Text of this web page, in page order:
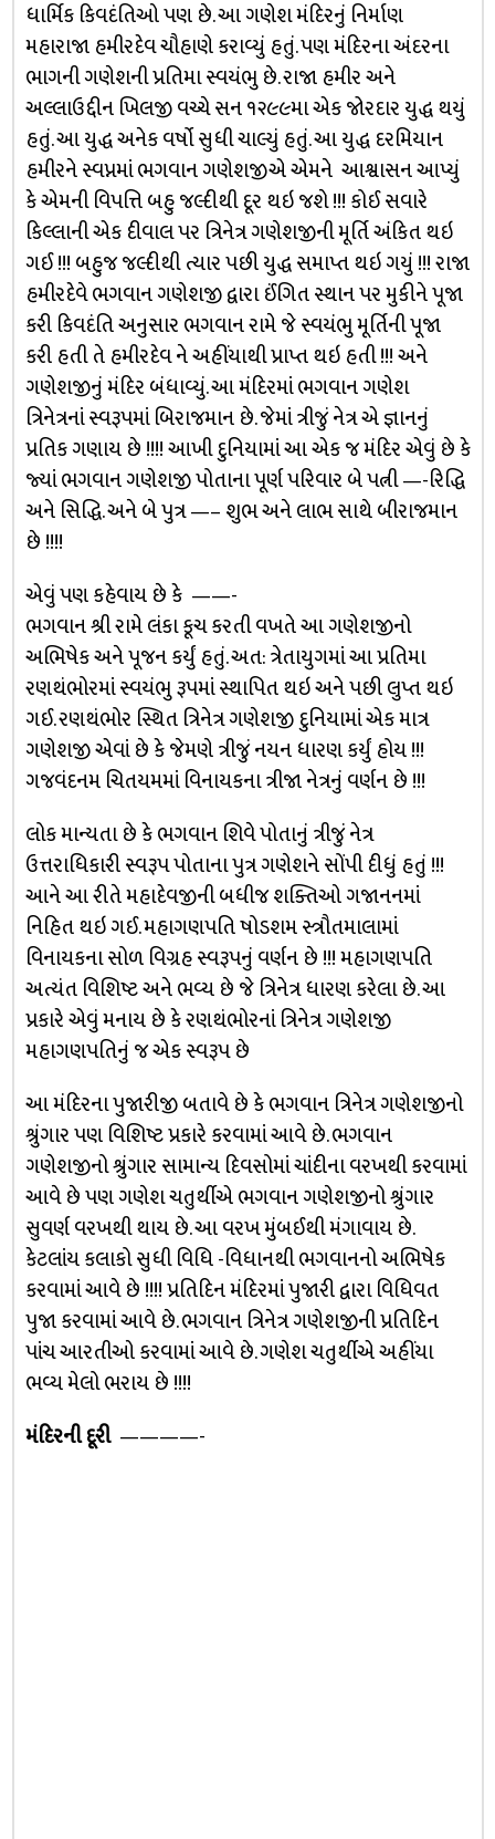
ધાર્મિક કિવદંતિઓ પણ છે. આ ગણેશ મંદિરનું નિર્માણ
મહારાજા હમીરદેવ ચૌહાણે કરાવ્યું હતું. પણ મંદિરના અંદરના
ભાગની ગણેશની પ્રતિમા સ્વયંભુ છે. રાજા હમીર અને
અલ્લાઉદ્દીન ખિલજી વચ્ચે સન ૧૨૯૯મા એક જોરદાર યુદ્ધ થયું
હતું. આ યુદ્ધ અનેક વર્ષો સુધી ચાલ્યું હતું. આ યુદ્ધ દરમિયાન
હમીરને સ્વપ્નમાં ભગવાન ગણેશજીએ એમને આશ્વાસન આપ્યું
કે એમની વિપત્તિ બહુ જલ્દીથી દૂર થઇ જશે !!! કોઈ સવારે
કિલ્લાની એક દીવાલ પર ત્રિનેત્ર ગણેશજીની મૂર્તિ અંકિત થઇ
ગઈ !!! બહુજ જલ્દીથી ત્યાર પછી યુદ્ધ સમાપ્ત થઇ ગયું !!! રાજા
હમીરદેવે ભગવાન ગણેશજી દ્વારા ઈંગિત સ્થાન પર મુકીને પૂજા
કરી કિવદંતિ અનુસાર ભગવાન રામે જે સ્વયંભુ મૂર્તિની પૂજા
કરી હતી તે હમીરદેવ ને અહીંયાથી પ્રાપ્ત થઇ હતી !!! અને
ગણેશજીનું મંદિર બંધાવ્યું. આ મંદિરમાં ભગવાન ગણેશ
ત્રિનેત્રનાં સ્વરૂપમાં બિરાજમાન છે. જેમાં ત્રીજું નેત્ર એ જ્ઞાનનું
પ્રતિક ગણાય છે !!!! આખી દુનિયામાં આ એક જ મંદિર એવું છે કે
જ્યાં ભગવાન ગણેશજી પોતાના પૂર્ણ પરિવાર બે પત્ની —-રિદ્ધિ
અને સિદ્ધિ. અને બે પુત્ર —– શુભ અને લાભ સાથે બીરાજમાન
છે !!!!
એવું પણ કહેવાય છે કે ——-
ભગવાન શ્રી રામે લંકા કૂચ કરતી વખતે આ ગણેશજીનો
અભિષેક અને પૂજન કર્યું હતું. અત: ત્રેતાયુગમાં આ પ્રતિમા
રણથંભોરમાં સ્વયંભુ રૂપમાં સ્થાપિત થઇ અને પછી લુપ્ત થઇ
ગઈ. રણથંભોર સ્થિત ત્રિનેત્ર ગણેશજી દુનિયામાં એક માત્ર
ગણેશજી એવાં છે કે જેમણે ત્રીજું નયન ધારણ કર્યું હોય !!!
ગજવંદનમ ચિતયમમાં વિનાયકના ત્રીજા નેત્રનું વર્ણન છે !!!
લોક માન્યતા છે કે ભગવાન શિવે પોતાનું ત્રીજું નેત્ર
ઉત્તરાધિકારી સ્વરૂપ પોતાના પુત્ર ગણેશને સોંપી દીધું હતું !!!
આને આ રીતે મહાદેવજીની બધીજ શક્તિઓ ગજાનનમાં
નિહિત થઇ ગઈ. મહાગણપતિ ષોડશમ સ્ત્રૌતમાલામાં
વિનાયકના સોળ વિગ્રહ સ્વરૂપનું વર્ણન છે !!! મહાગણપતિ
અત્યંત વિશિષ્ટ અને ભવ્ય છે જે ત્રિનેત્ર ધારણ કરેલા છે. આ
પ્રકારે એવું મનાય છે કે રણથંભોરનાં ત્રિનેત્ર ગણેશજી
મહાગણપતિનું જ એક સ્વરૂપ છે
આ મંદિરના પુજારીજી બતાવે છે કે ભગવાન ત્રિનેત્ર ગણેશજીનો
શ્રુંગાર પણ વિશિષ્ટ પ્રકારે કરવામાં આવે છે. ભગવાન
ગણેશજીનો શ્રુંગાર સામાન્ય દિવસોમાં ચાંદીના વરખથી કરવામાં
આવે છે પણ ગણેશ ચતુર્થીએ ભગવાન ગણેશજીનો શ્રુંગાર
સુવર્ણ વરખથી થાય છે. આ વરખ મુંબઈથી મંગાવાય છે.
કેટલાંય કલાકો સુધી વિધિ -વિધાનથી ભગવાનનો અભિષેક
કરવામાં આવે છે !!!! પ્રતિદિન મંદિરમાં પુજારી દ્વારા વિધિવત
પુજા કરવામાં આવે છે. ભગવાન ત્રિનેત્ર ગણેશજીની પ્રતિદિન
પાંચ આરતીઓ કરવામાં આવે છે. ગણેશ ચતુર્થીએ અહીંયા
ભવ્ય મેલો ભરાય છે !!!!
મંદિરની દૂરી ————-